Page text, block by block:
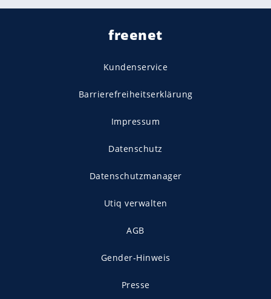
freenet
Kundenservice
Barrierefreiheitserklärung
Impressum
Datenschutz
Datenschutzmanager
Utiq verwalten
AGB
Gender-Hinweis
Presse